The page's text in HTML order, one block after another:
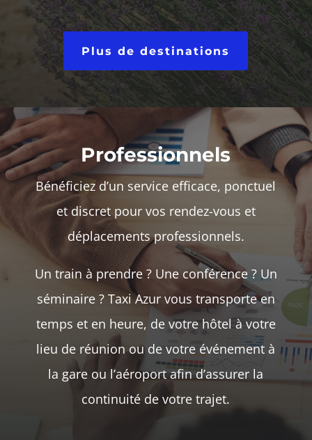
Plus de destinations
Professionnels
Bénéficiez d’un service efficace, ponctuel
et discret pour vos rendez-vous et
déplacements professionnels.
Un train à prendre ? Une conférence ? Un
séminaire ? Taxi Azur vous transporte en
temps et en heure, de votre hôtel à votre
lieu de réunion ou de votre événement à
la gare ou l’aéroport afin d’assurer la
continuité de votre trajet.